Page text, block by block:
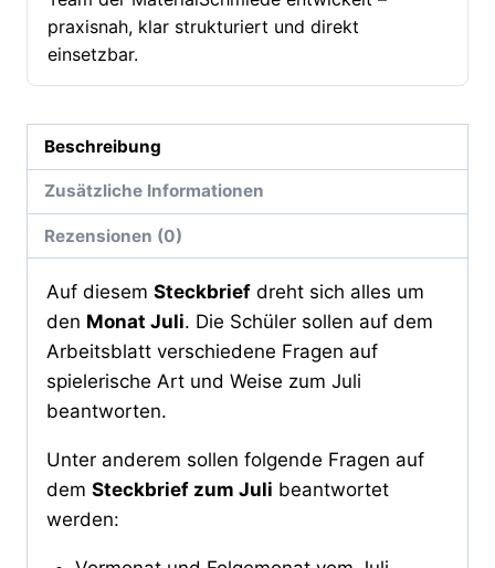
praxisnah, klar strukturiert und direkt
einsetzbar.
Beschreibung
Zusätzliche Informationen
Rezensionen (0)
Auf diesem Steckbrief dreht sich alles um
den Monat Juli. Die Schüler sollen auf dem
Arbeitsblatt verschiedene Fragen auf
spielerische Art und Weise zum Juli
beantworten.
Unter anderem sollen folgende Fragen auf
dem Steckbrief zum Juli beantwortet
werden: